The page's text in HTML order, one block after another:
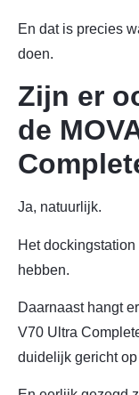
En dat is precies
doen.
Zijn er
de
Ja, natuurlijk.
Het
hebben.
Daarnaast hangt
V70 Ultra
duidelijk gericht